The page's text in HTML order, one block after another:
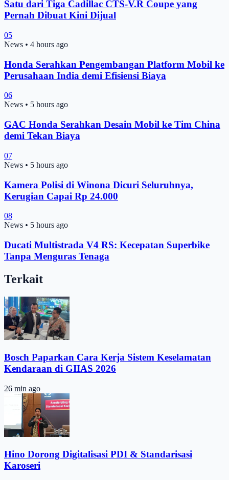
Satu dari Tiga Cadillac CTS-V.R Coupe yang
Pernah Dibuat Kini Dijual
05
News • 4 hours ago
Honda Serahkan Pengembangan Platform Mobil ke
Perusahaan India demi Efisiensi Biaya
06
News • 5 hours ago
GAC Honda Serahkan Desain Mobil ke Tim China
demi Tekan Biaya
07
News • 5 hours ago
Kamera Polisi di Winona Dicuri Seluruhnya,
Kerugian Capai Rp 24.000
08
News • 5 hours ago
Ducati Multistrada V4 RS: Kecepatan Superbike
Tanpa Menguras Tenaga
Terkait
Bosch Paparkan Cara Kerja Sistem Keselamatan
Kendaraan di GIIAS 2026
26 min ago
Hino Dorong Digitalisasi PDI & Standarisasi
Karoseri